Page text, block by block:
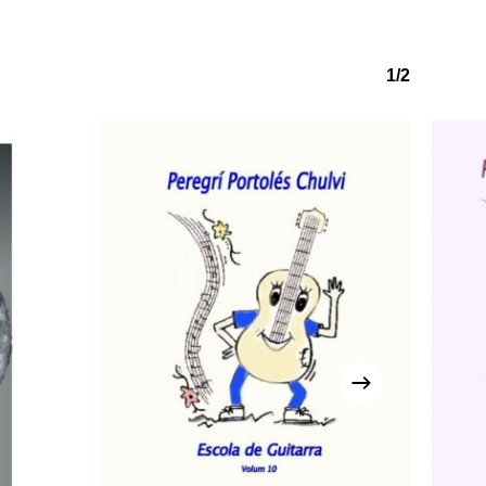
hi ha productes a la cistella.
Go to shop
1/2